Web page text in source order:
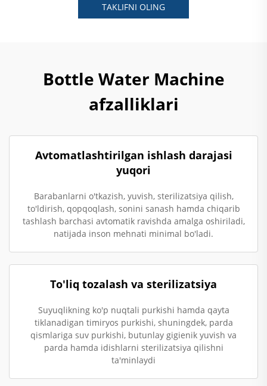
TAKLIFNI OLING
Bottle Water Machine
afzalliklari
Avtomatlashtirilgan ishlash darajasi
yuqori
Barabanlarni o'tkazish, yuvish, sterilizatsiya qilish,
to'ldirish, qopqoqlash, sonini sanash hamda chiqarib
tashlash barchasi avtomatik ravishda amalga oshiriladi,
natijada inson mehnati minimal bo'ladi.
To'liq tozalash va sterilizatsiya
Suyuqlikning ko'p nuqtali purkishi hamda qayta
tiklanadigan timiryos purkishi, shuningdek, parda
qismlariga suv purkishi, butunlay gigienik yuvish va
parda hamda idishlarni sterilizatsiya qilishni
ta'minlaydi